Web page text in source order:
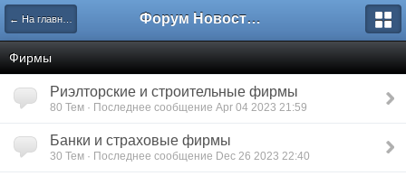
← На главную Форум Новостройки
Фирмы
Риэлторские и строительные фирмы
80 Тем · Последнее сообщение Apr 04 2023 21:59
Банки и страховые фирмы
30 Тем · Последнее сообщение Dec 26 2023 22:40